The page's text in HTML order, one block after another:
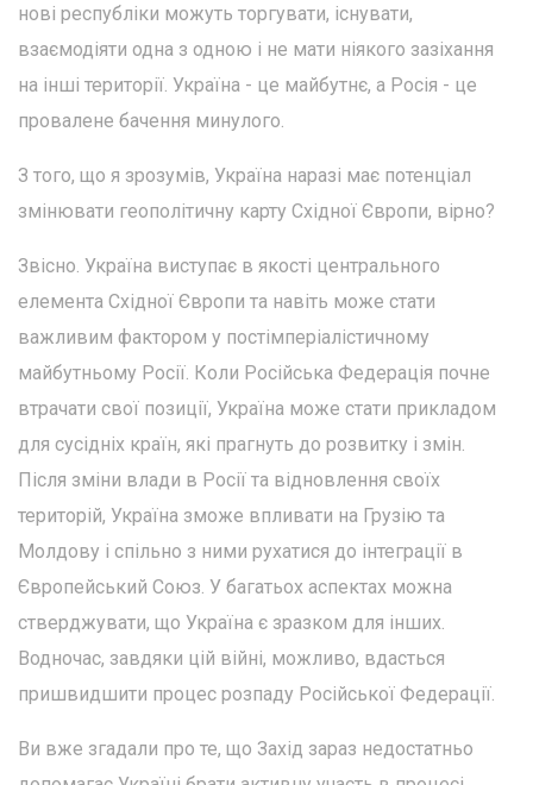
нові республіки можуть торгувати, існувати,
взаємодіяти одна з одною і не мати ніякого зазіхання
на інші території. Україна - це майбутнє, а Росія - це
провалене бачення минулого.
З того, що я зрозумів, Україна наразі має потенціал
змінювати геополітичну карту Східної Європи, вірно?
Звісно. Україна виступає в якості центрального
елемента Східної Європи та навіть може стати
важливим фактором у постімперіалістичному
майбутньому Росії. Коли Російська Федерація почне
втрачати свої позиції, Україна може стати прикладом
для сусідніх країн, які прагнуть до розвитку і змін.
Після зміни влади в Росії та відновлення своїх
територій, Україна зможе впливати на Грузію та
Молдову і спільно з ними рухатися до інтеграції в
Європейський Союз. У багатьох аспектах можна
стверджувати, що Україна є зразком для інших.
Водночас, завдяки цій війні, можливо, вдасться
пришвидшити процес розпаду Російської Федерації.
Ви вже згадали про те, що Захід зараз недостатньо